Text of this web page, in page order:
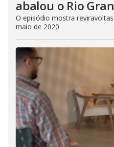
abalou o Rio
O episódio mostra
maio de 2020